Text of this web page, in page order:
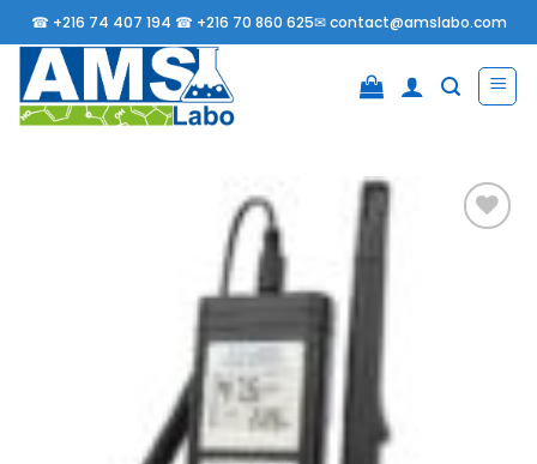
Passer
au
contenu
☎ +216 74 407 194 ☎ +216 70 860 625✉contact@amslabo.com